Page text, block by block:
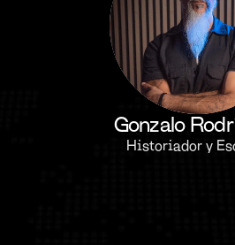
Gonzalo
Historiador y